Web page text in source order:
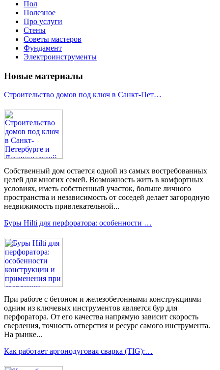
Пол
Полезное
Про услуги
Стены
Советы мастеров
Фундамент
Электроинструменты
Новые материалы
Строительство домов под ключ в Санкт-Пет…
Собственный дом остается одной из самых востребованных
целей для многих семей. Возможность жить в комфортных
условиях, иметь собственный участок, больше личного
пространства и независимость от соседей делает загородную
недвижимость привлекательной...
Буры Hilti для перфоратора: особенности …
При работе с бетоном и железобетонными конструкциями
одним из ключевых инструментов является бур для
перфоратора. От его качества напрямую зависит скорость
сверления, точность отверстия и ресурс самого инструмента.
На рынке...
Как работает аргонодуговая сварка (TIG):…